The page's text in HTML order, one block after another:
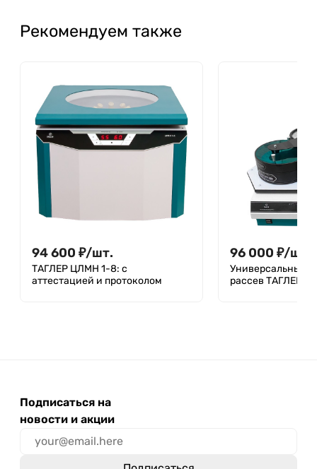
Рекомендуем также
94 600 ₽/шт.
ТАГЛЕР ЦЛМН 1-8: с
аттестацией и протоколом
96 000 ₽/шт.
Универсальный
рассев ТАГЛЕР
Подписаться на
новости и акции